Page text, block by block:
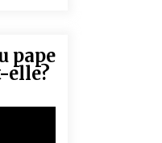
pape
elle?